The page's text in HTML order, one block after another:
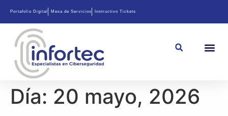
Portafolio Digital Mesa de Servicios Instructivo Tickets
Día: 20 mayo, 2026